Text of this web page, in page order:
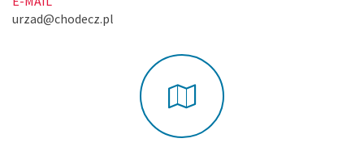
urzad@chodecz.pl